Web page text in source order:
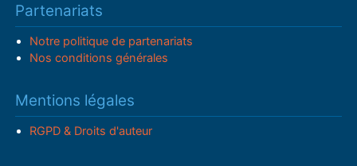
Partenariats
Notre politique de partenariats
Nos conditions générales
Mentions légales
RGPD & Droits d'auteur